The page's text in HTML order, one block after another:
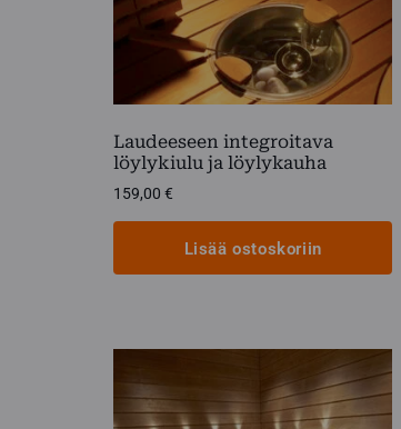
Laudeeseen integroitava
löylykiulu ja löylykauha
159,00 €
Lisää ostoskoriin